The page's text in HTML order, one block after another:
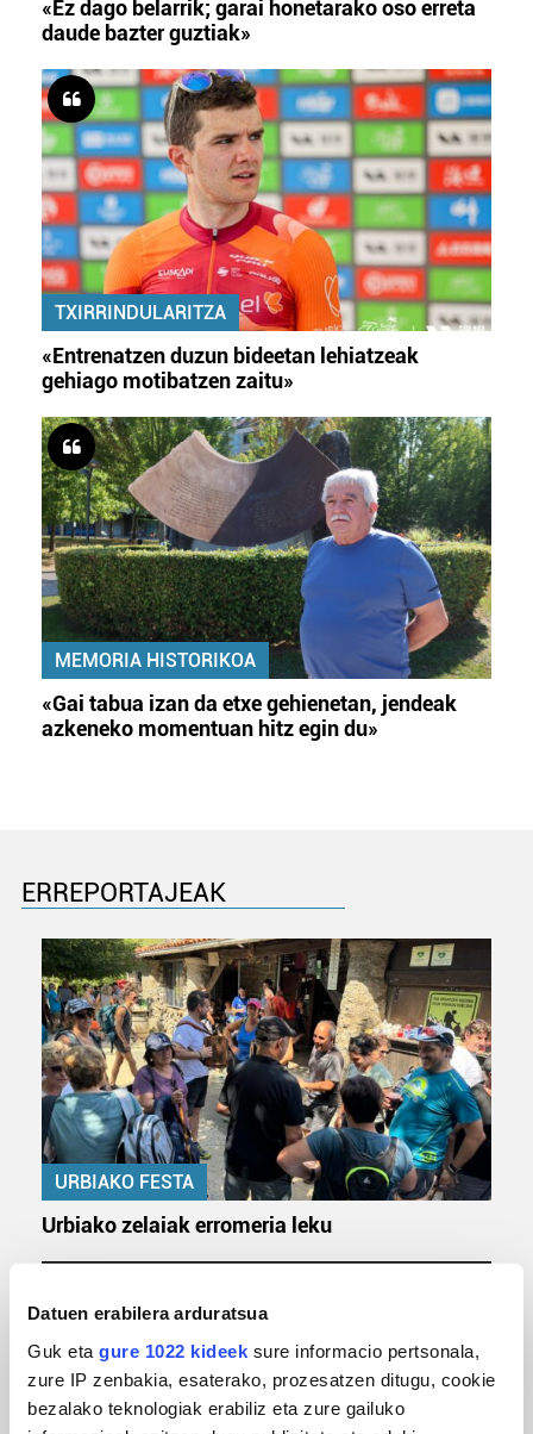
Datuen erabilera arduratsua
Guk eta gure 1022 kideek sure informacio pertsonala,
zure IP zenbakia, esaterako, prozesatzen ditugu, cookie
bezalako teknologiak erabiliz eta zure gailuko
«Ez dago belarrik; garai honetarako oso erreta
daude bazter guztiak»
TXIRRINDULARITZA
«Entrenatzen duzun bideetan lehiatzeak
gehiago motibatzen zaitu»
MEMORIA HISTORIKOA
«Gai tabua izan da etxe gehienetan, jendeak
azkeneko momentuan hitz egin du»
ERREPORTAJEAK
URBIAKO FESTA
Urbiako zelaiak erromeria leku